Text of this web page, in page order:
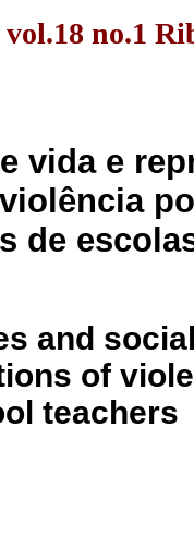
vol.18 no.1
vida e
de
and
of
teachers